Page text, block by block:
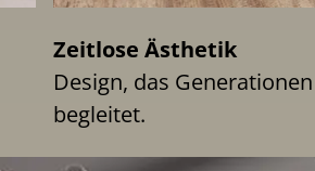
Zeitlose Ästhetik
Design, das Generationen
begleitet.